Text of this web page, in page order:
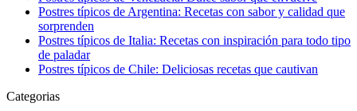
Postres típicos de Argentina: Recetas con sabor y calidad que
sorprenden
Postres típicos de Italia: Recetas con inspiración para todo tipo
de paladar
Postres típicos de Chile: Deliciosas recetas que cautivan
Categorias